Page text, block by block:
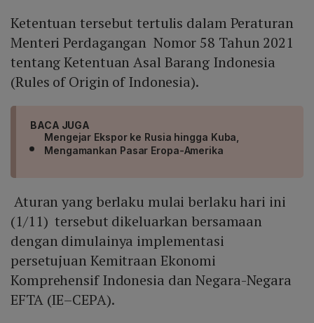
Ketentuan tersebut tertulis dalam Peraturan
Menteri Perdagangan Nomor 58 Tahun 2021
tentang Ketentuan Asal Barang Indonesia
(Rules of Origin of Indonesia).
BACA JUGA
Mengejar Ekspor ke Rusia hingga Kuba,
Mengamankan Pasar Eropa-Amerika
Aturan yang berlaku mulai berlaku hari ini
(1/11) tersebut dikeluarkan bersamaan
dengan dimulainya implementasi
persetujuan Kemitraan Ekonomi
Komprehensif Indonesia dan Negara-Negara
EFTA (IE–CEPA).